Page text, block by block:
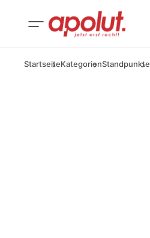
StartseiteKategorienStandpunkte